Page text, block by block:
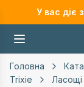
У вас діє
Головна
Trixie
Ласощі